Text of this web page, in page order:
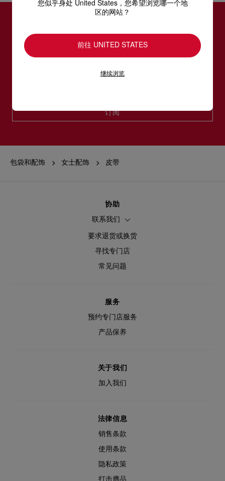
订阅LOUBOUTIN通信
订阅
包袋和配饰 女士配饰 皮带
协助
联系我们
要求退货或换货
寻找专门店
常见问题
服务
预约专门店服务
产品保养
关于我们
加入我们
法律信息
销售条款
使用条款
隐私政策
打击膺品
您似乎身处 United States，您希望浏览哪一个地
区的网站？
前往 UNITED STATES
继续浏览